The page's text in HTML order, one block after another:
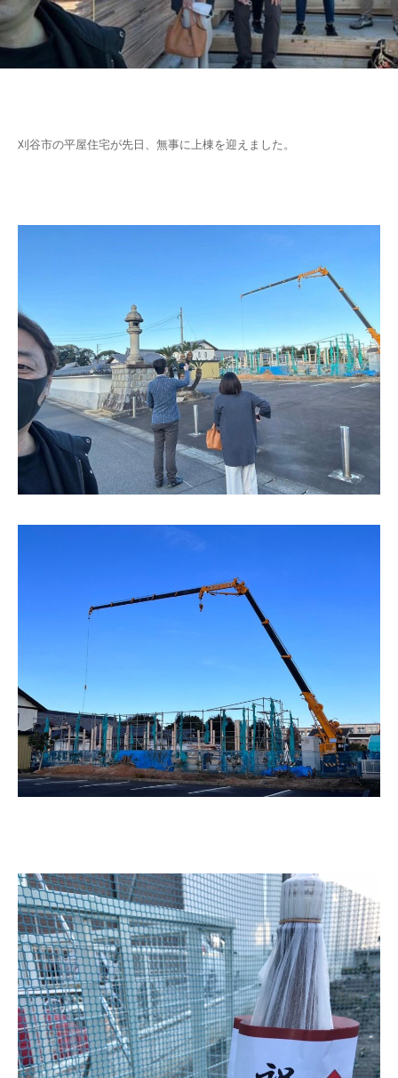
刈谷市の平屋住宅が先日、無事に上棟を迎えました。